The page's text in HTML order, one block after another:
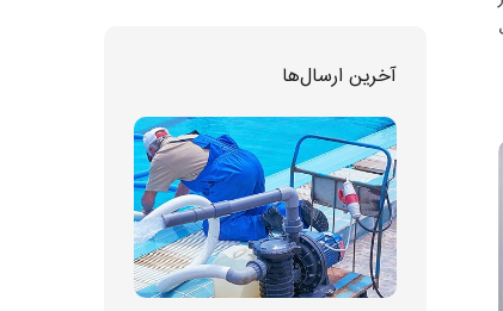
آخرین ارسال‌ها